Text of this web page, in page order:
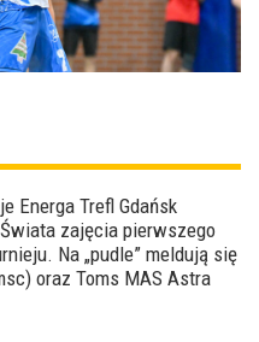
Energa Trefl Gdańsk
zajęcia pierwszego
Na „pudle” meldują się
oraz Toms MAS Astra